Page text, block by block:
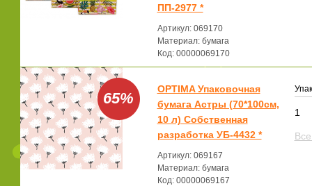
ПП-2977 *
Артикул: 069170
Материал: бумага
Код: 00000069170
65%
OPTIMA Упаковочная
бумага Астры (70*100см,
10 л) Собственная
разработка УБ-4432 *
Артикул: 069167
Материал: бумага
Код: 00000069167
1